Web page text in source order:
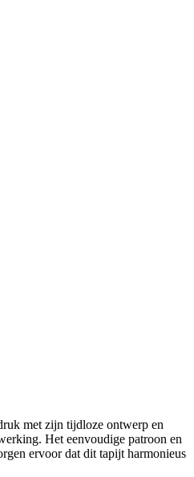
met zijn tijdloze ontwerp en
Het eenvoudige patroon en
ervoor dat dit tapijt harmonieus